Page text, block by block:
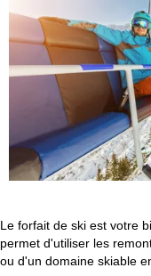
Accepter
qui ne sont pas
surRefuser
, nous
nécessairement
Vous trouverez de plus
cookies et la possibilité
Cookie-Policy
Vous pouvez trouver
responsable dans nos
informations sur les
politique de
'
c
c
e
Le forfait de ski est votre
permet d'utiliser les
ou d'un domaine skiable